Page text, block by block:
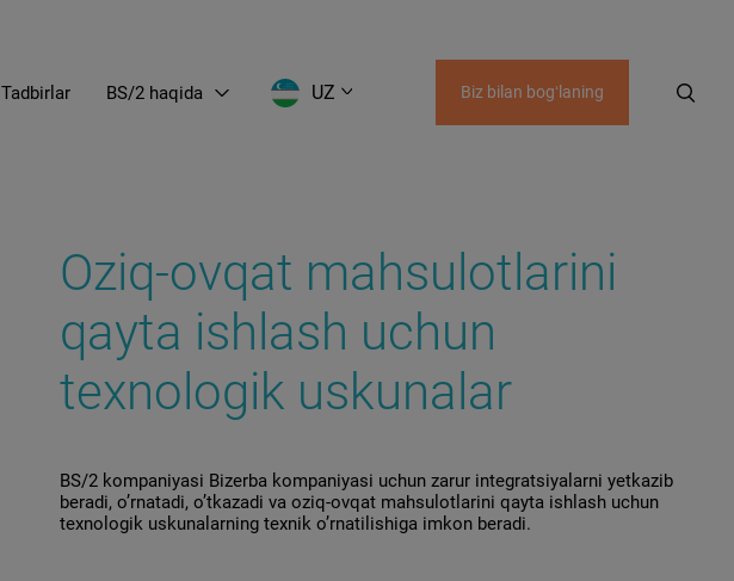
Tadbirlar BS/2 haqida UZ Biz bilan bogʻlaning
Oziq-ovqat mahsulotlarini
qayta ishlash uchun
texnologik uskunalar
BS/2 kompaniyasi Bizerba kompaniyasi uchun zarur integratsiyalarni yetkazib
beradi, o’rnatadi, o’tkazadi va oziq-ovqat mahsulotlarini qayta ishlash uchun
texnologik uskunalarning texnik o’rnatilishiga imkon beradi.